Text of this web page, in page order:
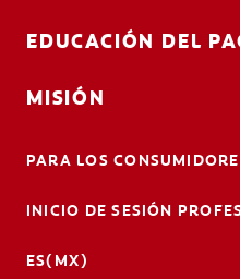
EDUCACIÓN DEL
MISIÓN
PARA LOS
INICIO DE SESIÓN
ES(MX)